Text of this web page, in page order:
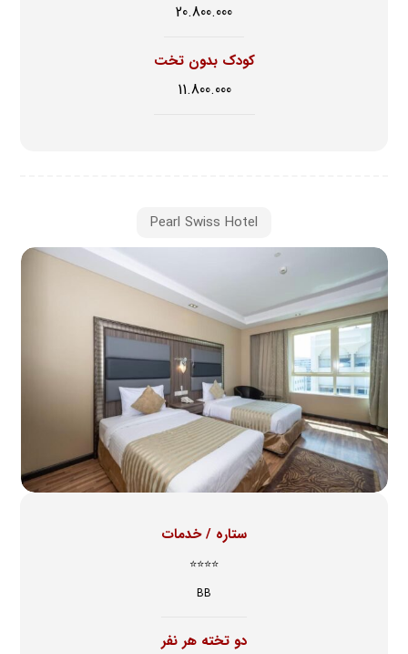
20.800.000
کودک بدون تخت
11.800.000
Pearl Swiss Hotel
ستاره / خدمات
⭐⭐⭐⭐
BB
دو تخته هر نفر